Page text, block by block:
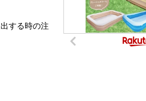
する時の注